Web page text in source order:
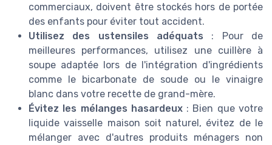
commerciaux, doivent être stockés hors de portée
des enfants pour éviter tout accident.
Utilisez des ustensiles adéquats : Pour de
meilleures performances, utilisez une cuillère à
soupe adaptée lors de l'intégration d'ingrédients
comme le bicarbonate de soude ou le vinaigre
blanc dans votre recette de grand-mère.
Évitez les mélanges hasardeux: Bien que votre
liquide vaisselle maison soit naturel, évitez de le
mélanger avec d'autres produits ménagers non